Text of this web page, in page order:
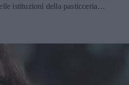
istituzioni della pasticceria